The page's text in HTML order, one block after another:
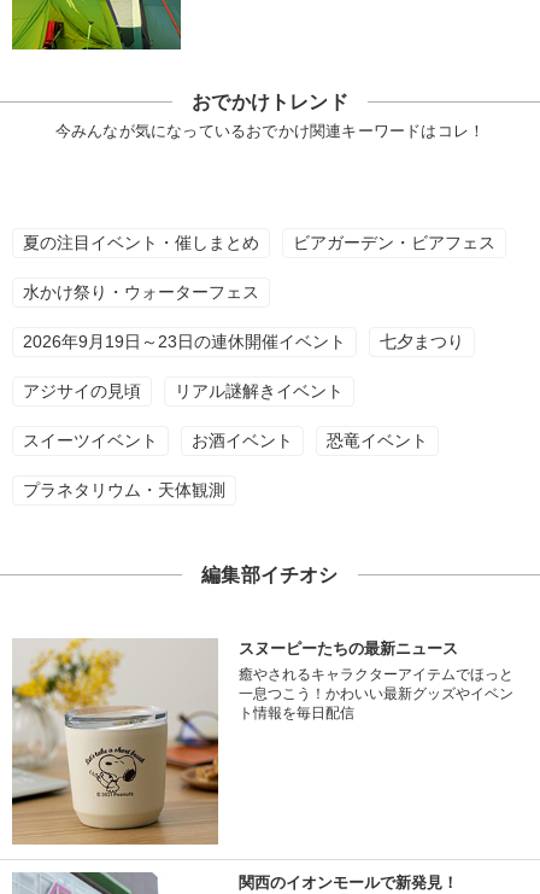
おでかけトレンド
今みんなが気になっているおでかけ関連キーワードはコレ！
夏の注目イベント・催しまとめ ビアガーデン・ビアフェス
水かけ祭り・ウォーターフェス
2026年9月19日～23日の連休開催イベント 七夕まつり
アジサイの見頃 リアル謎解きイベント
スイーツイベント お酒イベント 恐竜イベント
プラネタリウム・天体観測
編集部イチオシ
スヌーピーたちの最新ニュース
癒やされるキャラクターアイテムでほっと
一息つこう！かわいい最新グッズやイベン
ト情報を毎日配信
関西のイオンモールで新発見！